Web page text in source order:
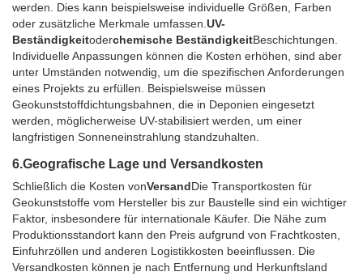
werden. Dies kann beispielsweise individuelle Größen, Farben
oder zusätzliche Merkmale umfassen. UV-
Beständigkeitoderchemische BeständigkeitBeschichtungen.
Individuelle Anpassungen können die Kosten erhöhen, sind aber
unter Umständen notwendig, um die spezifischen Anforderungen
eines Projekts zu erfüllen. Beispielsweise müssen
Geokunststoffdichtungsbahnen, die in Deponien eingesetzt
werden, möglicherweise UV-stabilisiert werden, um einer
langfristigen Sonneneinstrahlung standzuhalten.
6.Geografische Lage und Versandkosten
Schließlich die Kosten vonVersandDie Transportkosten für
Geokunststoffe vom Hersteller bis zur Baustelle sind ein wichtiger
Faktor, insbesondere für internationale Käufer. Die Nähe zum
Produktionsstandort kann den Preis aufgrund von Frachtkosten,
Einfuhrzöllen und anderen Logistikkosten beeinflussen. Die
Versandkosten können je nach Entfernung und Herkunftsland